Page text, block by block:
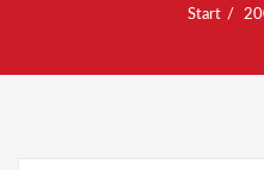
Start